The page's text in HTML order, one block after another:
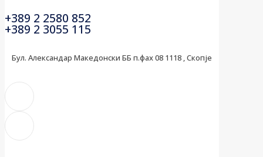
+389 2 2580 852
+389 2 3055 115
Бул. Александар Македонски ББ п.фах 08 1118 , Скопје